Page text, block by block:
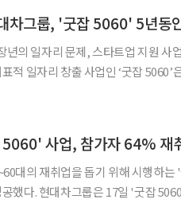
◀
차그룹, '굿잡 5060' 5년동
년의 일자리 문제, 스타트업 지원 사
사업, 참가자 64% 재
대의 재취업을 돕기 위해 시행하
과공유회’를 열고 3